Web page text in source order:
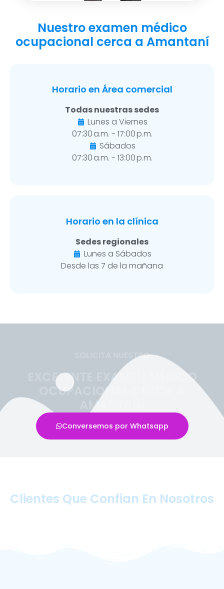
Nuestro examen médico
ocupacional cerca a Amantaní
Horario en Área comercial
Todas nuestras sedes
Lunes a Viernes
07:30 a.m. - 17:00 p.m.
Sábados
07:30 a.m. - 13:00 p.m.
Horario en la clínica
Sedes regionales
Lunes a Sábados
Desde las 7 de la mañana
SOLICITA NUESTRO
EXCELENTE EXAMEN MÉDICO
OCUPACIONAL CERCA A
AMANTANÍ
Conversemos por Whatsapp
Clientes Que Confian En Nosotros